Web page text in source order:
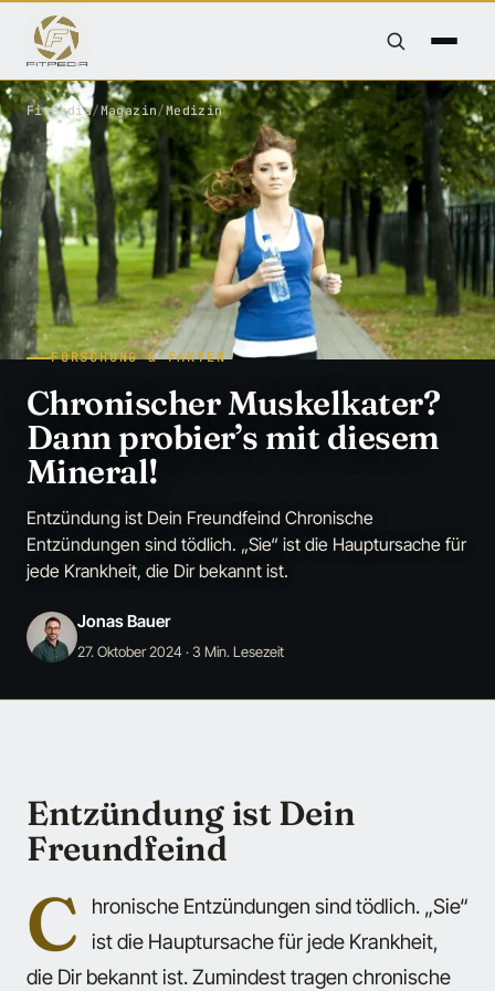
FitPedia/Magazin/Medizin
FORSCHUNG & FAKTEN
Chronischer Muskelkater?
Dann probier’s mit diesem
Mineral!
Entzündung ist Dein Freundfeind Chronische
Entzündungen sind tödlich. „Sie“ ist die Hauptursache für
jede Krankheit, die Dir bekannt ist.
Jonas Bauer
27. Oktober 2024· 3 Min. Lesezeit
Entzündung ist Dein
Freundfeind
C
hronische Entzündungen sind tödlich. „Sie“
ist die Hauptursache für jede Krankheit,
die Dir bekannt ist. Zumindest tragen chronische